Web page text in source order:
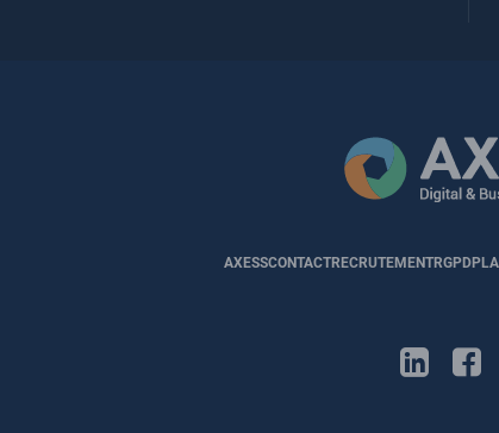
AXESSCONTACTRECRUTEMENTRGPD